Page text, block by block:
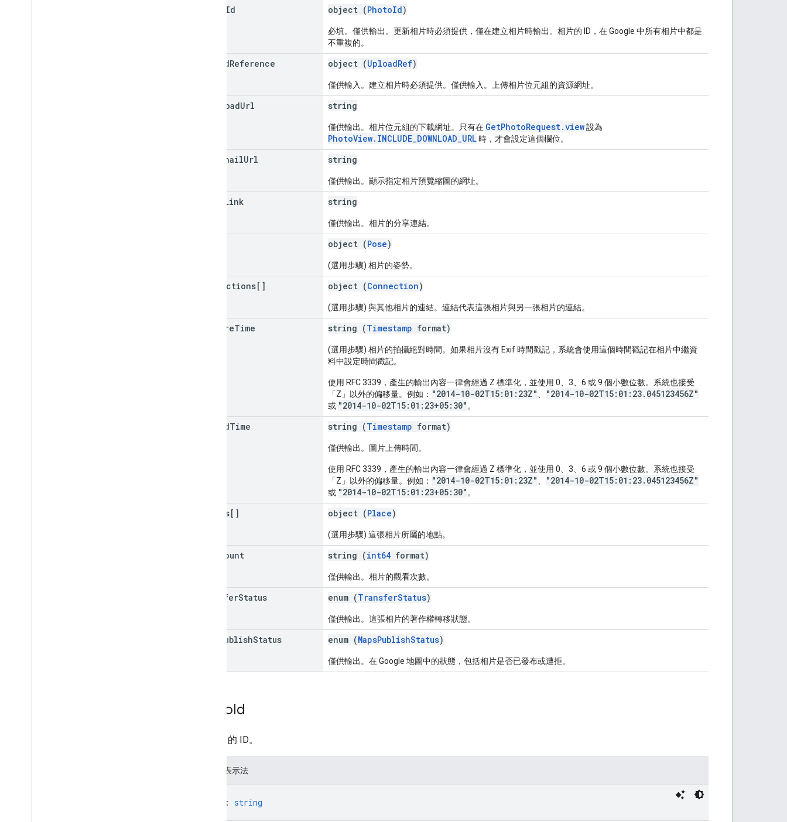
Id object (PhotoId)
必填。僅供輸出。更新相片時必須提供，僅在建立相片時輸出。相片的 ID，在 Google 中所有相片中都是
不重複的。
uploadReference object (UploadRef)
僅供輸入。建立相片時必須提供。僅供輸入。上傳相片位元組的資源網址。
downloadUrl string
僅供輸出。相片位元組的下載網址。只有在 GetPhotoRequest.view設為
PhotoView.INCLUDE_DOWNLOAD_URL時，才會設定這個欄位。
thumbnailUrl string
僅供輸出。顯示指定相片預覽縮圖的網址。
Link string
僅供輸出。相片的分享連結。
object (Pose)
(選用步驟) 相片的姿勢。
connections[] object (Connection)
(選用步驟) 與其他相片的連結。連結代表這張相片與另一張相片的連結。
captureTime string (Timestamp format)
(選用步驟) 相片的拍攝絕對時間。如果相片沒有 Exif 時間戳記，系統會使用這個時間戳記在相片中繼資
料中設定時間戳記。
使用 RFC 3339，產生的輸出內容一律會經過 Z 標準化，並使用 0、3、6 或 9 個小數位數。系統也接受
「Z」以外的偏移量。例如： "2014-10-02T15:01:23Z" "2014-10-02T15:01:23.045123456Z"
或 "2014-10-02T15:01:23+05:30" 。
uploadTime string (Timestamp format)
僅供輸出。圖片上傳時間。
使用 RFC 3339，產生的輸出內容一律會經過 Z 標準化，並使用 0、3、6 或 9 個小數位數。系統也接受
「Z」以外的偏移量。例如： "2014-10-02T15:01:23Z" "2014-10-02T15:01:23.045123456Z"
或 "2014-10-02T15:01:23+05:30" 。
places[] object (Place)
(選用步驟) 這張相片所屬的地點。
Count string (int64 format)
僅供輸出。相片的觀看次數。
transferStatus enum (TransferStatus)
僅供輸出。這張相片的著作權轉移狀態。
PublishStatus enum (MapsPublishStatus)
僅供輸出。在 Google 地圖中的狀態，包括相片是否已發布或遭拒。
PhotoId
的 ID。
JSON 表示法
: string